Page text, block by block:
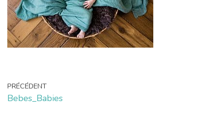
PRÉCÉDENT
Bebes_Babies